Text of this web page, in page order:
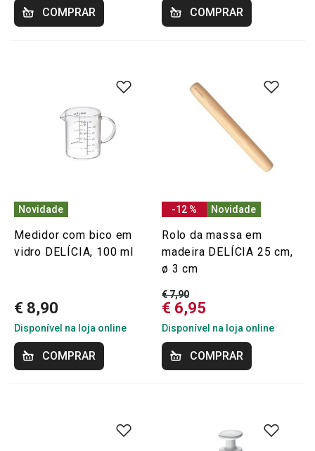
COMPRAR COMPRAR
Novidade
Medidor com bico em
vidro DELÍCIA, 100 ml
€ 8,90
Disponível na loja online
COMPRAR
-12 % Novidade
Rolo da massa em
madeira DELÍCIA 25 cm,
ø 3 cm
€ 7,90
€ 6,95
Disponível na loja online
COMPRAR